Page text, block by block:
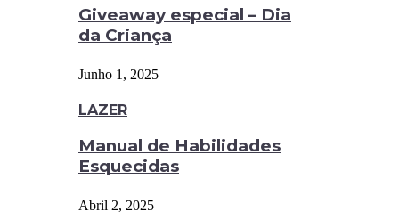
Giveaway especial – Dia
da Criança
Junho 1, 2025
LAZER
Manual de Habilidades
Esquecidas
Abril 2, 2025